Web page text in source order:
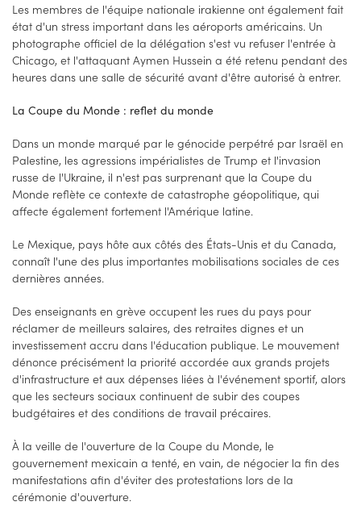
Les membres de l'équipe nationale irakienne ont également fait
état d'un stress important dans les aéroports américains. Un
photographe officiel de la délégation s'est vu refuser l'entrée à
Chicago, et l'attaquant Aymen Hussein a été retenu pendant des
heures dans une salle de sécurité avant d'être autorisé à entrer.
La Coupe du Monde : reflet du monde
Dans un monde marqué par le génocide perpétré par Israël en
Palestine, les agressions impérialistes de Trump et l'invasion
russe de l'Ukraine, il n'est pas surprenant que la Coupe du
Monde reflète ce contexte de catastrophe géopolitique, qui
affecte également fortement l'Amérique latine.
Le Mexique, pays hôte aux côtés des États-Unis et du Canada,
connaît l'une des plus importantes mobilisations sociales de ces
dernières années.
Des enseignants en grève occupent les rues du pays pour
réclamer de meilleurs salaires, des retraites dignes et un
investissement accru dans l'éducation publique. Le mouvement
dénonce précisément la priorité accordée aux grands projets
d'infrastructure et aux dépenses liées à l'événement sportif, alors
que les secteurs sociaux continuent de subir des coupes
budgétaires et des conditions de travail précaires.
À la veille de l'ouverture de la Coupe du Monde, le
gouvernement mexicain a tenté, en vain, de négocier la fin des
manifestations afin d'éviter des protestations lors de la
cérémonie d'ouverture.